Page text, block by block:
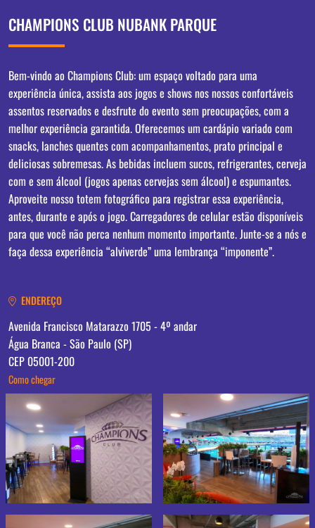
CHAMPIONS CLUB NUBANK PARQUE
Bem-vindo ao Champions Club: um espaço voltado para uma
experiência única, assista aos jogos e shows nos nossos confortáveis
assentos reservados e desfrute do evento sem preocupações, com a
melhor experiência garantida. Oferecemos um cardápio variado com
snacks, lanches quentes com acompanhamentos, prato principal e
deliciosas sobremesas. As bebidas incluem sucos, refrigerantes, cerveja
com e sem álcool (jogos apenas cervejas sem álcool) e espumantes.
Aproveite nosso totem fotográfico para registrar essa experiência,
antes, durante e após o jogo. Carregadores de celular estão disponíveis
para que você não perca nenhum momento importante. Junte-se a nós e
faça dessa experiência “alviverde” uma lembrança “imponente”.
ENDEREÇO
Avenida Francisco Matarazzo 1705 - 4º andar
Água Branca - São Paulo (SP)
CEP 05001-200
Como chegar